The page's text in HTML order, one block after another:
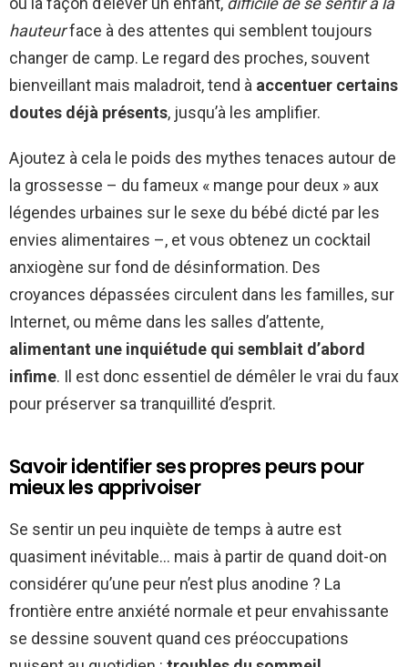
hauteurface à des attentes qui semblent toujours
changer de camp. Le regard des proches, souvent
bienveillant mais maladroit, tend à accentuer certains
doutes déjà présents, jusqu’à les amplifier.
Ajoutez à cela le poids des mythes tenaces autour de
la grossesse – du fameux « mange pour deux » aux
légendes urbaines sur le sexe du bébé dicté par les
envies alimentaires –, et vous obtenez un cocktail
anxiogène sur fond de désinformation. Des
croyances dépassées circulent dans les familles, sur
Internet, ou même dans les salles d’attente,
alimentant une inquiétude qui semblait d’abord
infime. Il est donc essentiel de démêler le vrai du faux
pour préserver sa tranquillité d’esprit.
Savoir identifier ses propres peurs pour
mieux les apprivoiser
Se sentir un peu inquiète de temps à autre est
quasiment inévitable… mais à partir de quand doit-on
considérer qu’une peur n’est plus anodine ? La
frontière entre anxiété normale et peur envahissante
se dessine souvent quand ces préoccupations